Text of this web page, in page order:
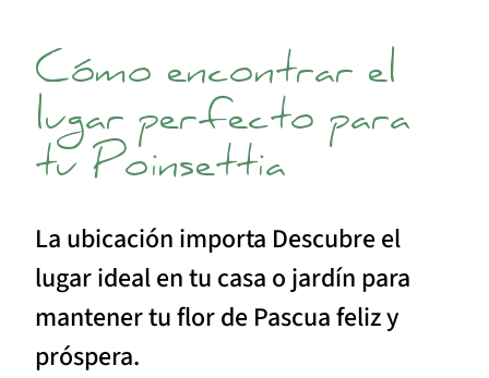
Cómo encontrar el
lugar perfecto para
tu Poinsettia
La ubicación importa Descubre el
lugar ideal en tu casa o jardín para
mantener tu flor de Pascua feliz y
próspera.